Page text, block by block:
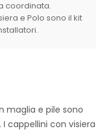
coordinata.
e Polo sono il kit
maglia e pile sono
cappellini con visiera